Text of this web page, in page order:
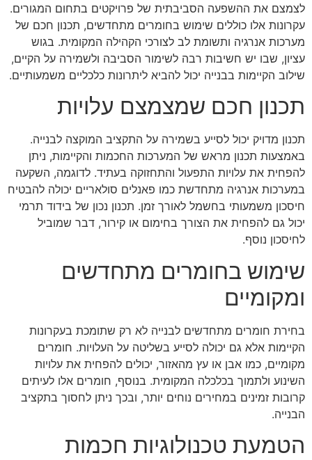
לצמצם את ההשפעה הסביבתית של פרויקטים בתחום המגורים.
עקרונות אלו כוללים שימוש בחומרים מתחדשים, תכנון חכם של
מערכות אנרגיה ותשומת לב לצורכי הקהילה המקומית. בגוש
עציון, שבו יש חשיבות רבה לשימור הסביבה ולשמירה על הקיים,
שילוב הקיימות בבנייה יכול להביא ליתרונות כלכליים משמעותיים.
תכנון חכם שמצמצם עלויות
תכנון מדויק יכול לסייע בשמירה על התקציב המוקצה לבנייה.
באמצעות תכנון מראש של המערכות החכמות והקיימות, ניתן
להפחית את עלויות התפעול והתחזוקה בעתיד. לדוגמה, השקעה
במערכות אנרגיה מתחדשת כמו פאנלים סולאריים יכולה להבטיח
חיסכון משמעותי בחשמל לאורך זמן. תכנון נכון של בידוד תרמי
יכול גם להפחית את הצורך בחימום או קירור, דבר שמוביל
לחיסכון נוסף.
שימוש בחומרים מתחדשים
ומקומיים
בחירת חומרים מתחדשים לבנייה לא רק שתומכת בעקרונות
הקיימות אלא גם יכולה לסייע בשליטה על העלויות. חומרים
מקומיים, כמו אבן או עץ מהאזור, יכולים להפחית את עלויות
השינוע ולתמוך בכלכלה המקומית. בנוסף, חומרים אלו לעיתים
קרובות זמינים במחירים נוחים יותר, ובכך ניתן לחסוך בתקציב
הבנייה.
הטמעת טכנולוגיות חכמות